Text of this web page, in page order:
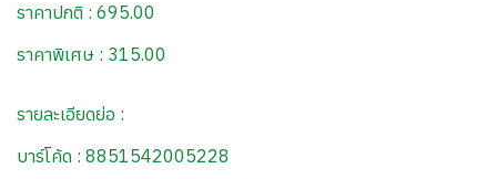
ราคาปกติ : 695.00
ราคาพิเศษ : 315.00
รายละเอียดย่อ :
บาร์โค้ด : 8851542005228